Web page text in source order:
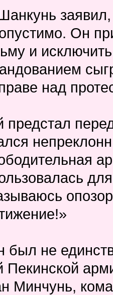
Он
и
над
предстал
был не
Пекинской
Минчунь,